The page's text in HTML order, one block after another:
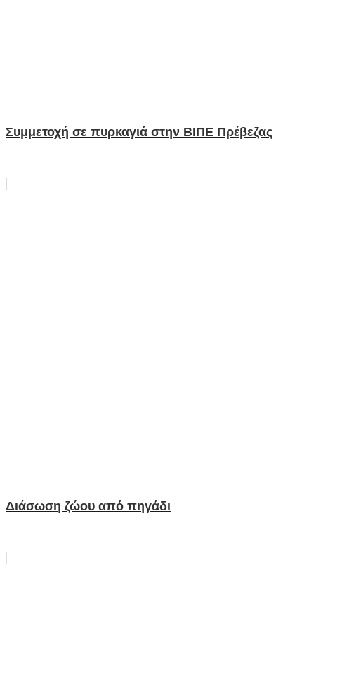
Συμμετοχή σε πυρκαγιά στην ΒΙΠΕ Πρέβεζας
Διάσωση ζώου από πηγάδι